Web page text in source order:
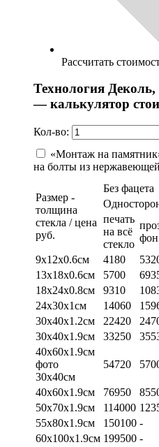
Рассчитать
Технология
— калькулятор
Кол-во:
«Монтаж на
на болты из
Размер -
толщина
стекла / цена
руб.
Без фацета
печать
на всё
стекло
фон
9х12х0.6см
4180
13х18х0.6см
5700
18х24х0.8см
9310
24х30х1см
14060
30х40х1.2см
22420
30х40х1.9см
33250
40х60х1.9см
фото
30х40см
54720
40х60х1.9см 76950
50х70х1.9см
114000
55х80х1.9см
150100 -
60х100х1.9см 199500 -